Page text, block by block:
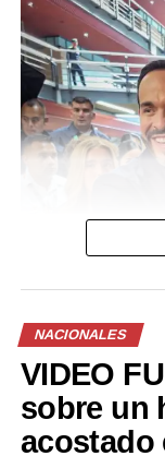
NACIONALES
VIDEO
sobre un
acostado